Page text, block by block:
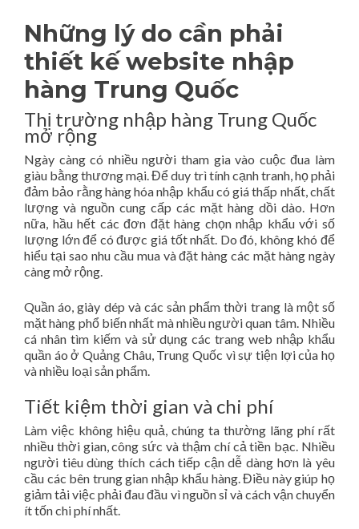
Những lý do cần phải
thiết kế website nhập
hàng Trung Quốc
Thị trường nhập hàng Trung Quốc
mở rộng
Ngày càng có nhiều người tham gia vào cuộc đua làm
giàu bằng thương mại. Để duy trì tính cạnh tranh, họ phải
đảm bảo rằng hàng hóa nhập khẩu có giá thấp nhất, chất
lượng và nguồn cung cấp các mặt hàng dồi dào. Hơn
nữa, hầu hết các đơn đặt hàng chọn nhập khẩu với số
lượng lớn để có được giá tốt nhất. Do đó, không khó để
hiểu tại sao nhu cầu mua và đặt hàng các mặt hàng ngày
càng mở rộng.
Quần áo, giày dép và các sản phẩm thời trang là một số
mặt hàng phổ biến nhất mà nhiều người quan tâm. Nhiều
cá nhân tìm kiếm và sử dụng các trang web nhập khẩu
quần áo ở Quảng Châu, Trung Quốc vì sự tiện lợi của họ
và nhiều loại sản phẩm.
Tiết kiệm thời gian và chi phí
Làm việc không hiệu quả, chúng ta thường lãng phí rất
nhiều thời gian, công sức và thậm chí cả tiền bạc. Nhiều
người tiêu dùng thích cách tiếp cận dễ dàng hơn là yêu
cầu các bên trung gian nhập khẩu hàng. Điều này giúp họ
giảm tải việc phải đau đầu vì nguồn sỉ và cách vận chuyển
ít tốn chi phí nhất.